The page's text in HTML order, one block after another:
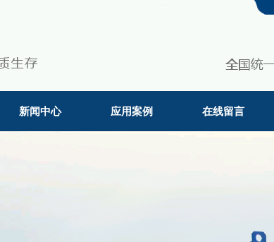
新闻中心 应用案例 在线留言